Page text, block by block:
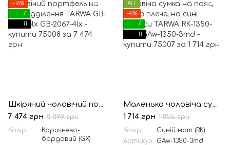
−16%
7
11
Шкіряний чоловічий портфель на два відділення TARWA GB-2067-4lx
7 474 грн 8 899 грн
Колір
Коричнево-
бордовий (GX)
ХІТ
−8%
7
11
Маленька чоловіча сумка на пояс, через плече, на сині джинси TARWA RK-1350-3md
1 714 грн 1 855 грн
Колір
Синій мат (RK)
Артикул
GAw-1350-3md